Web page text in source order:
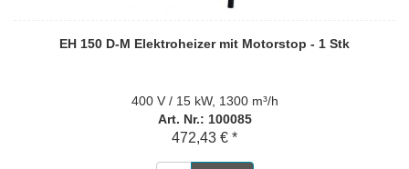
EH 150 D-M Elektroheizer mit Motorstop - 1 Stk
400 V / 15 kW, 1300 m³/h
Art. Nr.: 100085
472,43 € *